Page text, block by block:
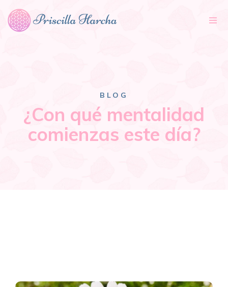
BLOG
¿Con qué mentalidad
comienzas este día?